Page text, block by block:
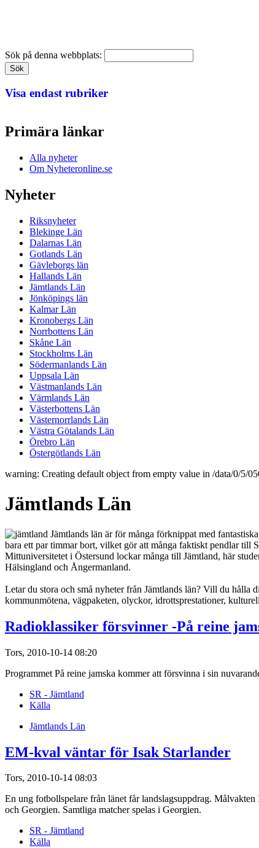
Sök på denna webbplats:
Visa endast rubriker
Primära länkar
Alla nyheter
Om Nyheteronline.se
Nyheter
Riksnyheter
Blekinge Län
Dalarnas Län
Gotlands Län
Gävleborgs län
Hallands Län
Jämtlands Län
Jönköpings län
Kalmar Län
Kronobergs Län
Norrbottens Län
Skåne Län
Stockholms Län
Södermanlands Län
Uppsala Län
Västmanlands Län
Värmlands Län
Västerbottens Län
Västernorrlands Län
Västra Götalands Län
Örebro Län
Östergötlands Län
warning: Creating default object from empty value in /data/0/5/
Jämtlands Län
Jämtlands län är för många förknippat med
bara ett par timmar bort, vilket gör att många faktiskt pendlar till
Mittuniversitetet i Östersund lockar många till Jämtland, här
Hälsingland och Ångermanland.
Letar du stora och små nyheter från Jämtlands län? Vill du hålla
kommunmötena, vägpaketen, olyckor, idrottsprestationer,
Radioklassiker försvinner -På reine
Tors, 2010-10-14 08:20
Programmet På reine jamska kommer att försvinna i sin
SR - Jämtland
Källa
Jämtlands Län
EM-kval väntar för Isak Starlander
Tors, 2010-10-14 08:03
En ung fotbollspelare från länet får landslagsuppdrag.
och Georgien. Samtliga matcher spelas i Georgien.
SR - Jämtland
Källa